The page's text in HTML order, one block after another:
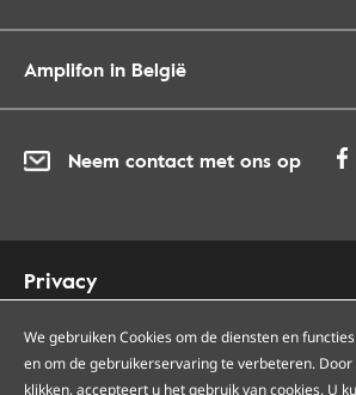
Amplifon in België
Neem contact met ons op
Privacy
Cookies
Toegankelijkheid
Sitemap
We gebruiken Cookies om de diensten en
en om de gebruikerservaring te verbeteren.
klikken, accepteert u het gebruik van cookies. U